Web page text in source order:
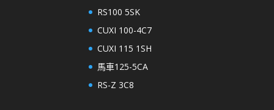
RS100 5SK
CUXI 100-4C7
CUXI 115 1SH
馬車125-5CA
RS-Z 3C8